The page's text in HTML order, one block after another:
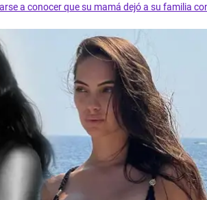
a conocer que su mamá dejó a su familia